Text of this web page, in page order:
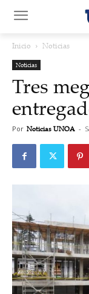
Inicio Noticias
Noticias
Tres
Por Noticias UNOA -